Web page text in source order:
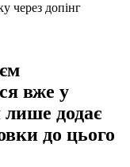
вже у
лише додає
до цього